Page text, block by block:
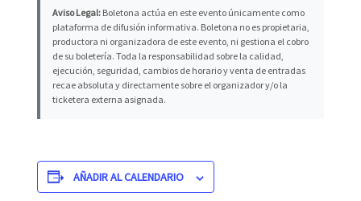
Aviso Legal: Boletona actúa en este evento únicamente como
plataforma de difusión informativa. Boletona no es propietaria,
productora ni organizadora de este evento, ni gestiona el cobro
de su boletería. Toda la responsabilidad sobre la calidad,
ejecución, seguridad, cambios de horario y venta de entradas
recae absoluta y directamente sobre el organizador y/o la
ticketera externa asignada.
AÑADIR AL CALENDARIO